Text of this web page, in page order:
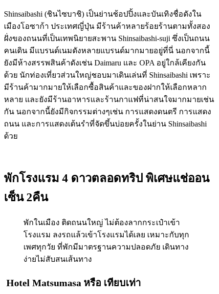
Shinsaibashi (ชินไซบาชิ) เป็นย่านช้อปปิ้งและบันเทิงชื่อดังใน
เมืองโอซาก้า ประเทศญี่ปุ่น มีร้านค้าหลายร้อยร้านตามทั้งสอง
ฝั่งของถนนที่เป็นเทพนิยายสะพาน Shinsaibashi-suji ซึ่งเป็นถนน
คนเดิน มีแบรนด์เนมดังหลายแบรนด์มากมายอยู่ที่นี่ นอกจากนี้
ยังมีห้างสรรพสินค้าดังเช่น Daimaru และ OPA อยู่ใกล้เคียงกัน
ด้วย นักท่องเที่ยวส่วนใหญ่ชอบมาเดินเล่นที่ Shinsaibashi เพราะ
มีร้านค้ามากมายให้เลือกซื้อสินค้าและของฝากให้เลือกหลาก
หลาย และยังมีร้านอาหารและร้านกาแฟที่น่าสนใจมากมายเช่น
กัน นอกจากนี้ยังมีกิจกรรมต่างๆเช่น การแสดงดนตรี การแสดง
ถนน และการแสดงเต้นรำที่จัดขึ้นบ่อยครั้งในย่าน Shinsaibashi
ด้วย
พักโรงแรม 4 ดาวตลอดทริป พิเศษแช่ออน
เซ็น 2คืน
พักในเมือง ติดถนนใหญ่ ไม่ต้องลากกระเป๋าเข้า
โรงแรม ลงรถแล้วเข้าโรงแรมได้เลย เหมาะกับทุก
เพศทุกวัย ที่พักมีมาตรฐานความปลอดภัย เดินทาง
ง่ายไม่สับสนเส้นทาง
Hotel Matsumasa หรือ เทียบเท่า